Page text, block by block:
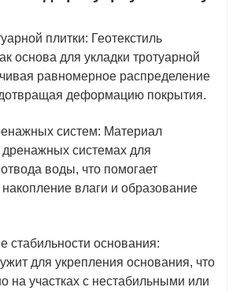
плитки: Геотекстиль
основа для укладки тротуарной
равномерное распределение
деформацию покрытия.
систем: Материал
системах для
воды, что помогает
накопление влаги и образование
стабильности основания:
для укрепления основания, что
на участках с нестабильными или